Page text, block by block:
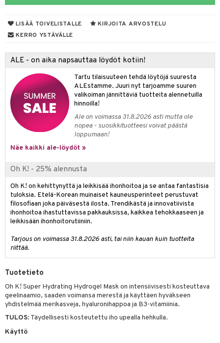
LISÄÄ TOIVELISTALLE
KIRJOITA ARVOSTELU
KERRO YSTÄVÄLLE
ALE - on aika napsauttaa löydöt kotiin!
Tartu tilaisuuteen tehdä löytöjä suuresta
ALEstamme. Juuri nyt tarjoamme suuren
valikoiman jännittäviä tuotteita alennetuilla
hinnoilla!
Ale on voimassa 31.8.2026 asti mutta ole
nopea - suosikkituotteesi voivat päästä
loppumaan!
Näe kaikki ale-löydöt »
Oh K! - 25% alennusta
Oh K! on kehittynyttä ja leikkisää ihonhoitoa ja se antaa fantastisia
tuloksia. Etelä-Korean muinaiset kauneusperinteet perustuvat
filosofiaan joka päiväsestä ilosta. Trendikästä ja innovatiivista
ihonhoitoa ihastuttavissa pakkauksissa, kaikkea tehokkaaseen ja
leikkisään ihonhoitorutiiniin.
Tarjous on voimassa 31.8.2026 asti, tai niin kauan kuin tuotteita
riittää.
Tuotetieto
Oh K! Super Hydrating Hydrogel Mask on intensiivisesti kosteuttava
geelinaamio, saaden voimansa merestä ja käyttäen hyväkseen
yhdistelmää merikasveja, hyaluronihappoa ja B3-vitamiinia.
TULOS: Täydellisesti kosteutettu iho upealla hehkulla.
Käyttö
& Highlighter
Päivävoide
hoito
/ Kajaali
&
tuotteet
hoito
poisto
hoito
& saippuat
tuotteet
& Viikset
shave balm
shave lotion
de cologne
de toilette
tuotteet
poisto
hoito
& saippuat
1: Puhdistus
2: Kirkastus
3: Kosteutus
ja Vartalonhoito
ja naamiot
Huulten Hoito
Elixir
Happy
Happy For Men
Miehille
& Soujaus